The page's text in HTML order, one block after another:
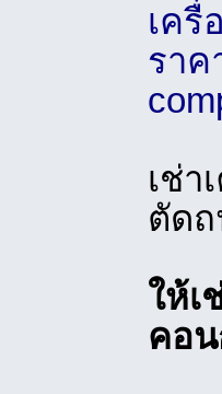
เครื่
ราค
เช่า
ตัด
ให้เ
คอ